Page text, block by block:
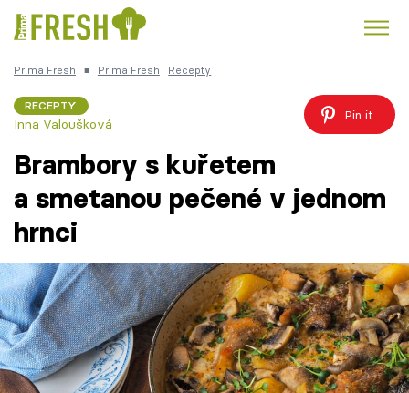
Česká kuchyně
Témata
Recepty
Články
TV Program
Prima Fresh ■ Prima Fresh Recepty
RECEPTY
Inna Valoušková
Pin it
Brambory s kuřetem
a smetanou pečené v jednom
hrnci